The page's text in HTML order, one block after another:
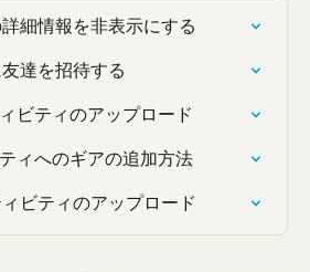
細情報を非表示にする
達を招待する
ビティのアップロード
ィへのギアの追加方法
ビティのアップロード